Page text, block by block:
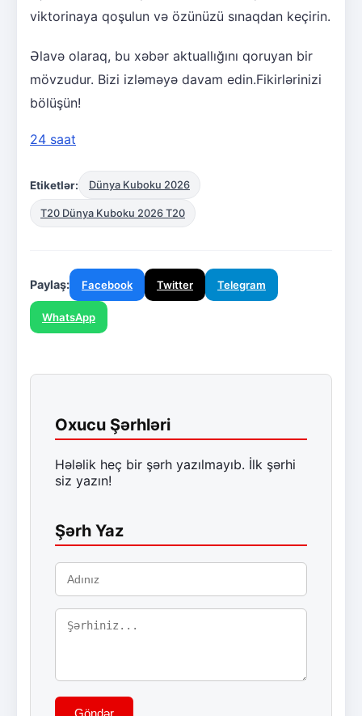
viktorinaya qoşulun və özünüzü sınaqdan keçirin.
Əlavə olaraq, bu xəbər aktuallığını qoruyan bir
mövzudur. Bizi izləməyə davam edin.Fikirlərinizi
bölüşün!
24 saat
Etiketlər: Dünya Kuboku 2026
T20 Dünya Kuboku 2026 T20
Paylaş: Facebook Twitter Telegram
WhatsApp
Oxucu Şərhləri
Hələlik heç bir şərh yazılmayıb. İlk şərhi
siz yazın!
Şərh Yaz